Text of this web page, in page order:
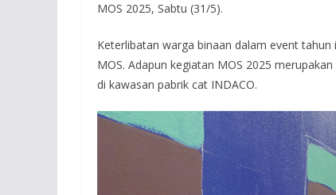
MOS 2025, Sabtu (31/5).
Keterlibatan warga binaan dalam event
MOS. Adapun kegiatan MOS 2025
di kawasan pabrik cat INDACO.